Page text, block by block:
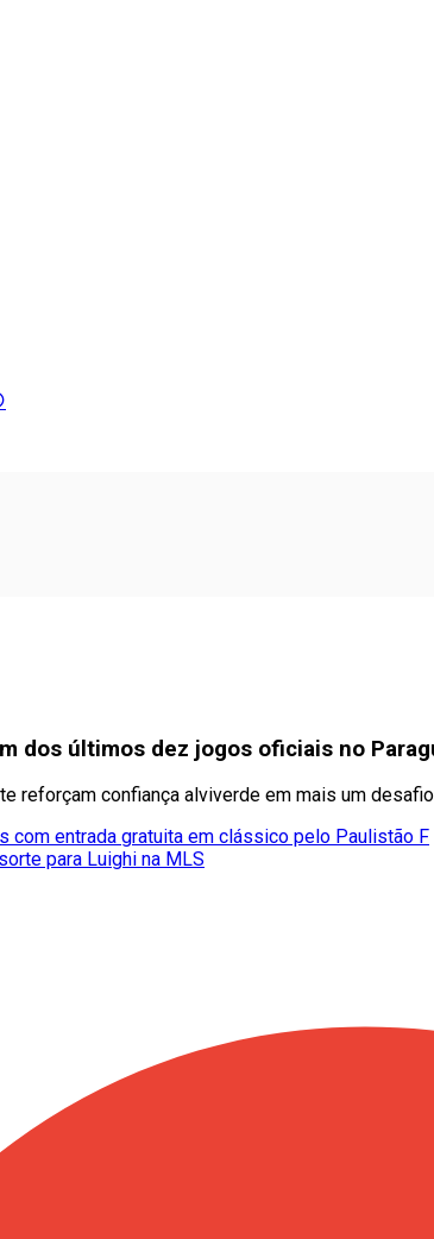
dos últimos dez jogos oficiais no
reforçam confiança alviverde em mais um
com entrada gratuita em clássico pelo Paulistão F
para Luighi na MLS